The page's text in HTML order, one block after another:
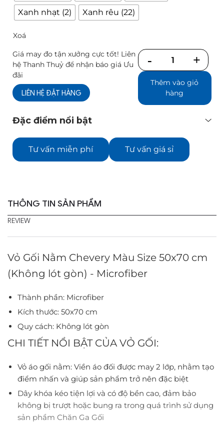
Xanh nhạt (2)
Xanh rêu (22)
Xoá
Giá may đo tận xưởng cực tốt! Liên
hệ Thanh Thuỷ để nhận báo giá Ưu
đãi
LIÊN HỆ ĐẶT HÀNG
Số
lượng
Thêm vào giỏ
hàng
Đặc điểm nổi bật
Tư vấn miễn phí Tư vấn giá sỉ
THÔNG TIN SẢN PHẨM
REVIEW
Vỏ Gối Nằm Chevery Màu Size 50x70 cm
(Không lót gòn) - Microfiber
Thành phần: Microfiber
Kích thước: 50x70 cm
Quy cách: Không lót gòn
CHI TIẾT NỔI BẬT CỦA VỎ GỐI:
Vỏ áo gối nằm: Viền áo đối được may 2 lớp, nhằm tạo
điểm nhấn và giúp sản phẩm trở nên đặc biệt
Dây khóa kéo tiện lợi và có độ bền cao, đảm bảo
không bị trượt hoặc bung ra trong quá trình sử dụng
sản phẩm Chăn Ga Gối